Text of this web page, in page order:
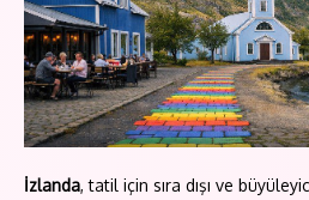
İzlanda, tatil için sıra dışı ve